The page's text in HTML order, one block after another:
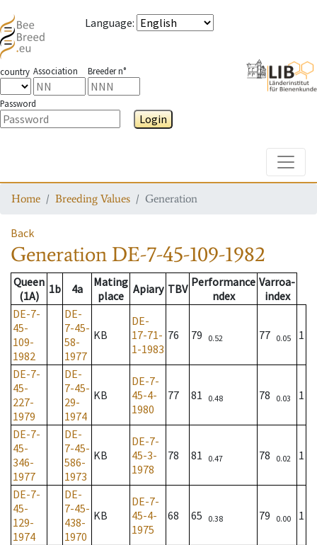
Language:
country Association Breeder n°
Password
Login
Home Breeding Values Generation
Back
Generation DE-7-45-109-1982
Queen
(1A)
1b 4a
Mating
place
Apiary TBV Performance
ndex
Varroa-
index
DE-7-
45-
109-
1982
DE-
7-45-
58-
1977
KB
DE-
17-71-
1-1983
76 79 0.52 77 0.05 1
DE-7-
45-
227-
1979
DE-
7-45-
29-
1974
KB
DE-7-
45-4-
1980
77 81 0.48 78 0.03 1
DE-7-
45-
346-
1977
DE-
7-45-
586-
1973
KB
DE-7-
45-3-
1978
78 81 0.47 78 0.02 1
DE-7-
45-
129-
1974
DE-
7-45-
438-
1970
KB
DE-7-
45-4-
1975
68 65 0.38 79 0.00 1